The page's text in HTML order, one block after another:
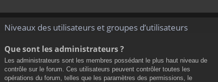
Niveaux des utilisateurs et groupes d’utilisateurs
Que sont les administrateurs ?
Les administrateurs sont les membres possédant le plus haut niveau de
contrôle sur le forum. Ces utilisateurs peuvent contrôler toutes les
opérations du forum, telles que les paramètres des permissions, le